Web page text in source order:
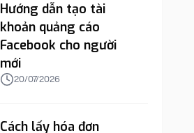
Hướng dẫn tạo tài
khoản quảng cáo
Facebook cho người
mới
20/07/2026
Cách lấy hóa đơn